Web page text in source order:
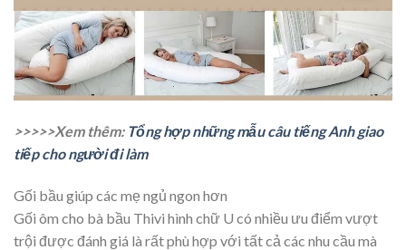
>>>>>Xem thêm: Tổng hợp những mẫu câu tiếng Anh giao
tiếp cho người đi làm
Gối bầu giúp các mẹ ngủ ngon hơn
Gối ôm cho bà bầu Thivi hình chữ U có nhiều ưu điểm vượt
trội được đánh giá là rất phù hợp với tất cả các nhu cầu mà